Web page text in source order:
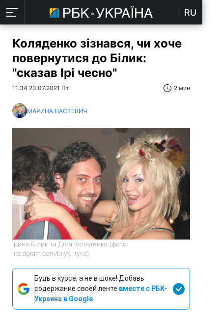
RU
Коляденко зізнався, чи хоче
повернутися до Білик:
"сказав Ірі чесно"
11:34 23.07.2021 Пт 2 мин
МАРИНА НАСТЕВИЧ
Ірина Білик та Діма Коляденко (фото:
instagram.com/bilyk_iryna)
Будь в курсе, а не в шоке! Добавь
содержание своей ленте вместе с РБК-
Украина в Google